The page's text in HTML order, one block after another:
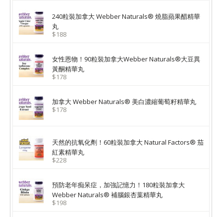
240粒裝加拿大 Webber Naturals® 燒脂蘋果醋精華
丸
$188
女性恩物！90粒裝加拿大Webber Naturals®大豆異
黃酮精華丸
$178
加拿大 Webber Naturals® 美白濃縮葡萄籽精華丸
$178
天然的抗氧化劑！60粒裝加拿大 Natural Factors® 茄
紅素精華丸
$228
預防老年痴呆症，加強記憶力！180粒裝加拿大
Webber Naturals® 補腦銀杏葉精華丸
$198